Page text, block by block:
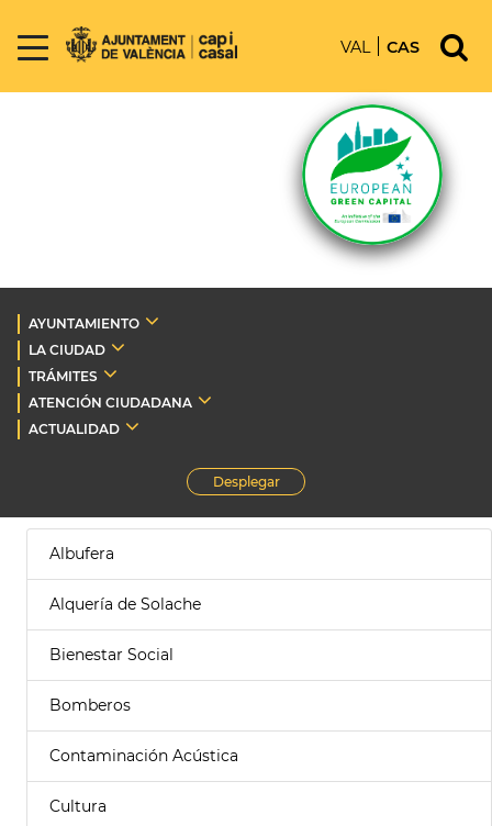
VAL CAS
AYUNTAMIENTO
LA CIUDAD
TRÁMITES
ATENCIÓN CIUDADANA
ACTUALIDAD
Desplegar
Albufera
Alquería de Solache
Bienestar Social
Bomberos
Contaminación Acústica
Cultura